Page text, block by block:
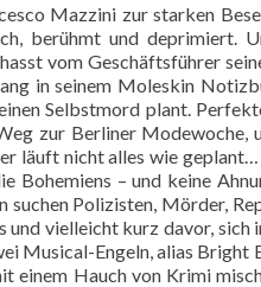
Mazzini zur starken
berühmt und deprimiert.
vom Geschäftsführer
in seinem Moleskin
Selbstmord plant.
zur Berliner
läuft nicht alles wie geplant…
Bohemiens – und keine
Polizisten, Mörder,
vielleicht kurz davor,
Musical-Engeln, alias Bright
Hauch von Krimi